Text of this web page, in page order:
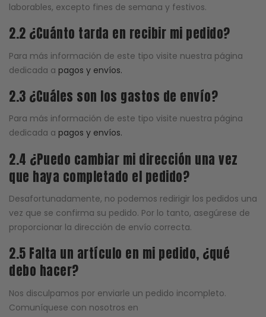
laborables, excepto fines de semana y festivos.
2.2 ¿Cuánto tarda en recibir mi pedido?
Para más información de este tipo visite nuestra página
dedicada a pagos y envíos.
2.3 ¿Cuáles son los gastos de envío?
Para más información de este tipo visite nuestra página
dedicada a pagos y envíos.
2.4 ¿Puedo cambiar mi dirección una vez
que haya completado el pedido?
Desafortunadamente, no podemos redirigir los pedidos una
vez que se confirma su pedido. Por lo tanto, asegúrese de
proporcionar la dirección de envío correcta.
2.5 Falta un artículo en mi pedido, ¿qué
debo hacer?
Nos disculpamos por enviarle un pedido incompleto.
Comuníquese con nosotros en